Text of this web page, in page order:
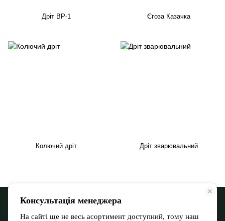
Дріт ВР-1 Єгоза Казачка
Колючий дріт Дріт зварювальний
068 900 12-13 066 532 11-72